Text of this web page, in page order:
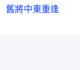
舊將中東重逢